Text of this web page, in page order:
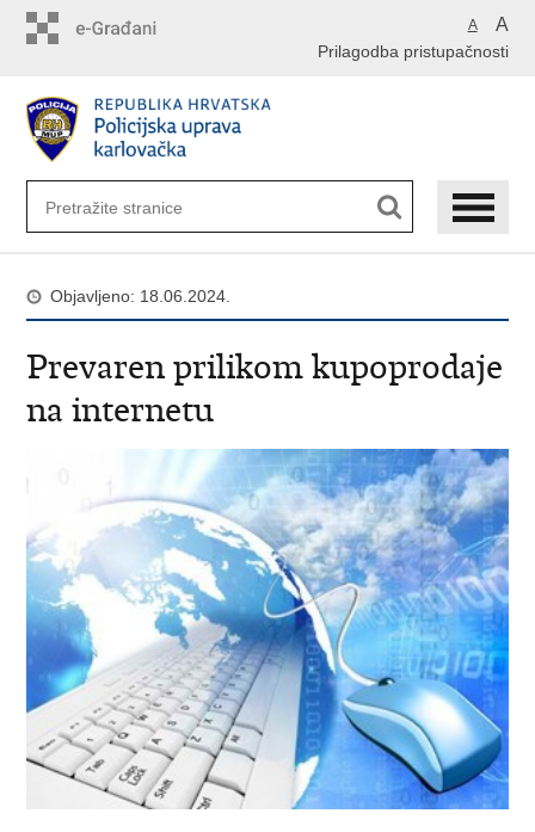
A A
Prilagodba pristupačnosti
Objavljeno: 18.06.2024.
Prevaren prilikom kupoprodaje
na internetu